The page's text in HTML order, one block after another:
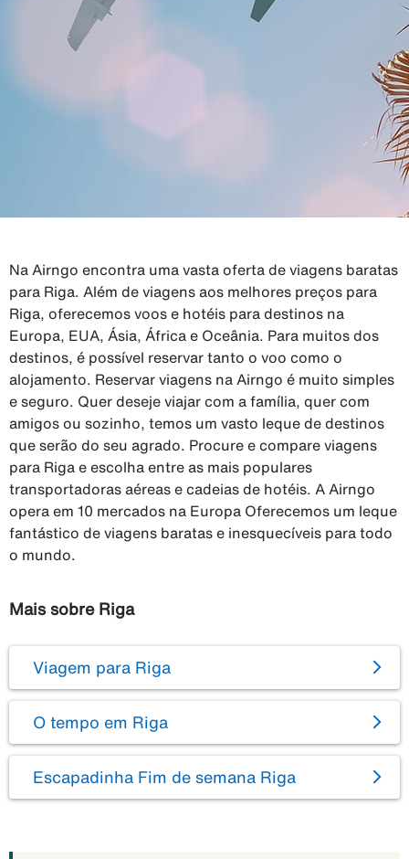
Na Airngo encontra uma vasta oferta de viagens baratas
para Riga. Além de viagens aos melhores preços para
Riga, oferecemos voos e hotéis para destinos na
Europa, EUA, Ásia, África e Oceânia. Para muitos dos
destinos, é possível reservar tanto o voo como o
alojamento. Reservar viagens na Airngo é muito simples
e seguro. Quer deseje viajar com a família, quer com
amigos ou sozinho, temos um vasto leque de destinos
que serão do seu agrado. Procure e compare viagens
para Riga e escolha entre as mais populares
transportadoras aéreas e cadeias de hotéis. A Airngo
opera em 10 mercados na Europa Oferecemos um leque
fantástico de viagens baratas e inesquecíveis para todo
o mundo.
Mais sobre Riga
Viagem para Riga
O tempo em Riga
Escapadinha Fim de semana Riga